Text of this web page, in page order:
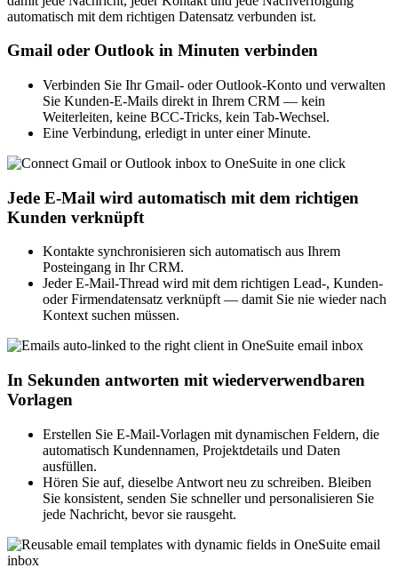
automatisch mit dem richtigen Datensatz verbunden ist.
Gmail oder Outlook in Minuten verbinden
Verbinden Sie Ihr Gmail- oder Outlook-Konto und verwalten
Sie Kunden-E-Mails direkt in Ihrem CRM — kein
Weiterleiten, keine BCC-Tricks, kein Tab-Wechsel.
Eine Verbindung, erledigt in unter einer Minute.
Jede E-Mail wird automatisch mit dem richtigen
Kunden verknüpft
Kontakte synchronisieren sich automatisch aus Ihrem
Posteingang in Ihr CRM.
Jeder E-Mail-Thread wird mit dem richtigen Lead-, Kunden-
oder Firmendatensatz verknüpft — damit Sie nie wieder nach
Kontext suchen müssen.
In Sekunden antworten mit wiederverwendbaren
Vorlagen
Erstellen Sie E-Mail-Vorlagen mit dynamischen Feldern, die
automatisch Kundennamen, Projektdetails und Daten
ausfüllen.
Hören Sie auf, dieselbe Antwort neu zu schreiben. Bleiben
Sie konsistent, senden Sie schneller und personalisieren Sie
jede Nachricht, bevor sie rausgeht.